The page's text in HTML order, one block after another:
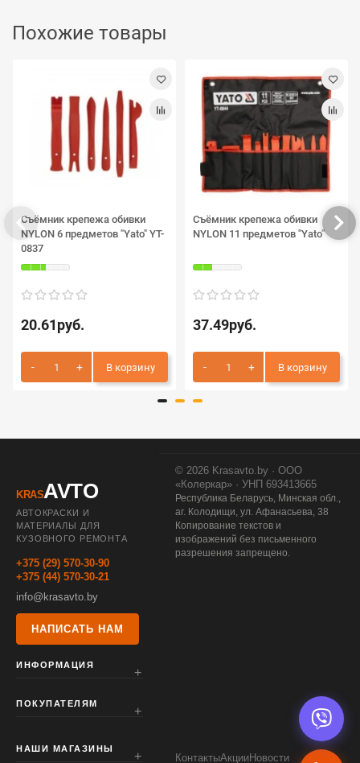
Похожие товары
Съёмник крепежа обивки
NYLON 6 предметов "Yato" YT-
0837
20.61руб.
В корзину
Съёмник крепежа обивки
NYLON 11 предметов "Yato"
37.49руб.
В корзину
KRASAVTO
АВТОКРАСКИ И
МАТЕРИАЛЫ ДЛЯ
КУЗОВНОГО РЕМОНТА
+375 (29) 570-30-90
+375 (44) 570-30-21
info@krasavto.by
НАПИСАТЬ НАМ
ИНФОРМАЦИЯ
ПОКУПАТЕЛЯМ
НАШИ МАГАЗИНЫ
© 2026 Krasavto.by · ООО
«Колеркар» · УНП 693413665
Республика Беларусь, Минская обл.,
аг. Колодищи, ул. Афанасьева, 38
Копирование текстов и
изображений без письменного
разрешения запрещено.
КонтактыАкцииНовости